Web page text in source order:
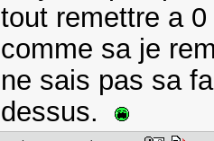
tout remettre a
comme sa je
ne sais pas sa
dessus.